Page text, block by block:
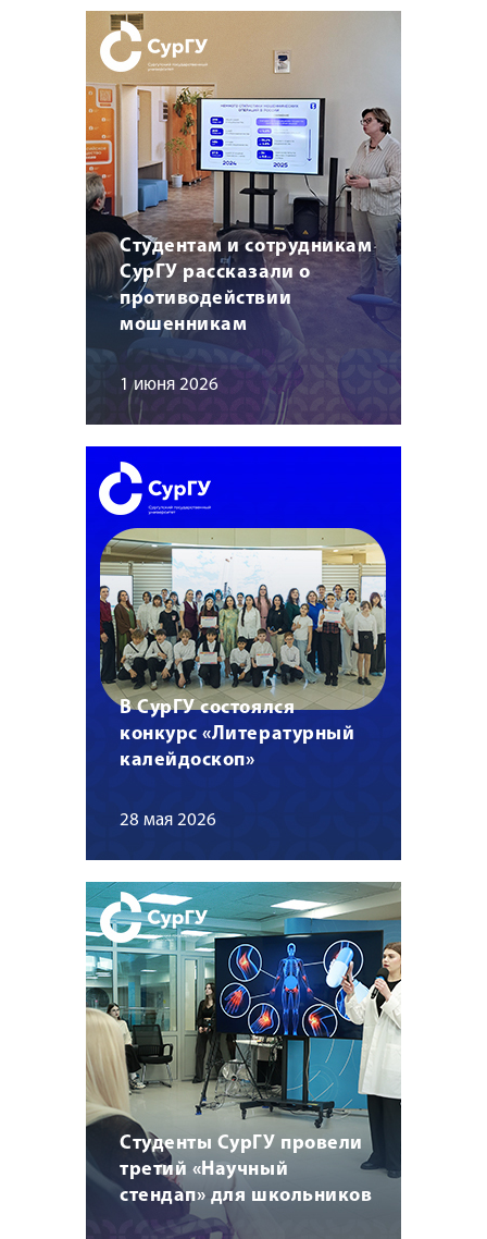
Студентам и сотрудникам
СурГУ рассказали о
противодействии
мошенникам
1 июня 2026
В СурГУ состоялся
конкурс «Литературный
калейдоскоп»
28 мая 2026
Студенты СурГУ провели
третий «Научный
стендап» для школьников